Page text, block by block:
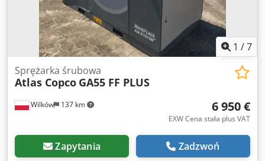
1 /7
Wilków 137 km
Sprężarka śrubowa
Atlas Copco GA55 FF PLUS
6 950 €
EXW Cena stała plus VAT
Zapytania Zadzwoń